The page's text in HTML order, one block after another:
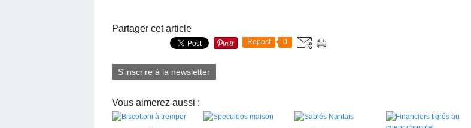
Partager cet article
Repost 0
S'inscrire à la newsletter
Vous aimerez aussi :